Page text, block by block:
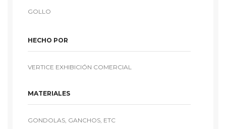
GOLLO
HECHO POR
VERTICE EXHIBICIÓN COMERCIAL
MATERIALES
GONDOLAS, GANCHOS, ETC